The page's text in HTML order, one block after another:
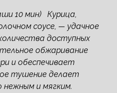
10 мин) Курица,
соусе, — удачное
доступных
обжаривание
и обеспечивает
тушение делает
нежным и мягким.